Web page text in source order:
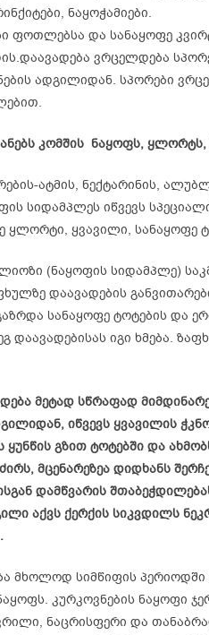
ნაყოჭამიები.
ფოთლებსა და სანაყოფე
ვრცელდება
ადგილიდან. სპორები
კომშის ნაყოფს,
ატმის, ნექტარინის,
სიდამპლეს იწვევს
ყლორტი, ყვავილი, სანაყოფე
(ნაყოფის სიდამპლე)
დაავადების
სანაყოფე ტოტების და
დაავადებისას იგი ხმება.
მეტად სწრაფად
იწვევს ყვავილის
ყუნწის გზით ტოტებში და
მცენარეზეა დიდხანს
დამწვარის
აქვს ქერქის სიკვდილს
მხოლოდ სიმწიფის
კურკოვნების ნაყოფი
ნაცრისფერი და